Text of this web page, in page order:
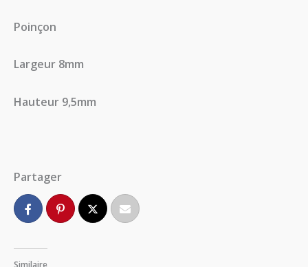
Poinçon
Largeur 8mm
Hauteur 9,5mm
Partager
Similaire